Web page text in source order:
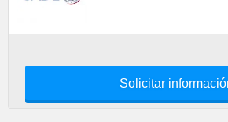
Solicitar